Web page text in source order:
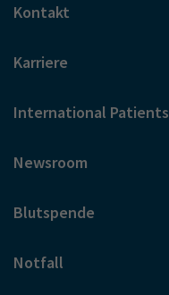
Kontakt
Karriere
International Patients
Newsroom
Blutspende
Notfall